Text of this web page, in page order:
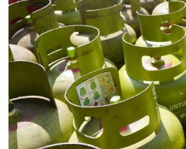
Memburu Pedagang Kecil untuk
Berbagi Rezeki
Lebih dari Sekadar Panggung Juara:
Bagaimana Karanganyar Mencari Bakat
2026 Menghidupkan Seni dan Ekonomi
Warga
Cari
untuk: